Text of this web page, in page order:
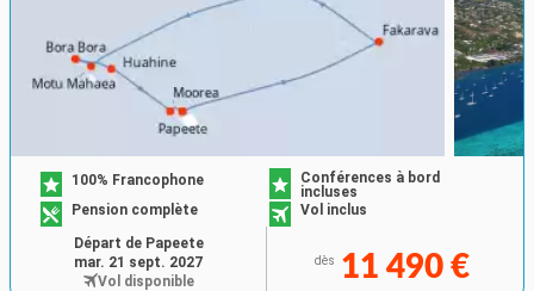
100% Francophone
Conférences à bord
incluses
Pension complète
Vol inclus
dès 11 490 €
Départ de Papeete
mar. 21 sept. 2027
Vol disponible